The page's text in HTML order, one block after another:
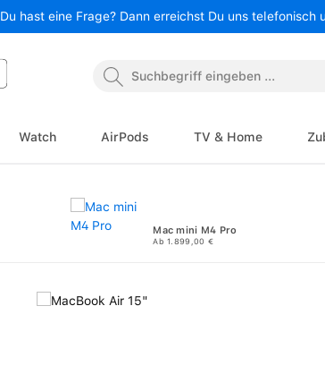
Du hast eine Frage? Dann erreichst Du uns
Watch AirPods TV & Home
Mac mini M4 Pro
Ab 1.899,00 €